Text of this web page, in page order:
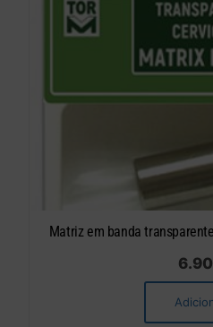
Matriz em banda
6.90